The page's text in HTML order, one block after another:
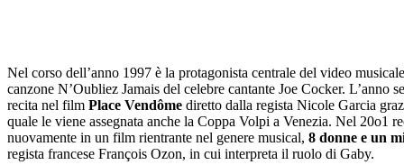
Nel corso dell’anno 1997 è la protagonista centrale del video
canzone N’Oubliez Jamais del celebre cantante Joe Cocker. L’anno
recita nel film Place Vendôme diretto dalla regista Nicole Garcia
quale le viene assegnata anche la Coppa Volpi a Venezia. Nel 20o1
nuovamente in un film rientrante nel genere musical, 8 donne e un
regista francese François Ozon, in cui interpreta il ruolo di Gaby.